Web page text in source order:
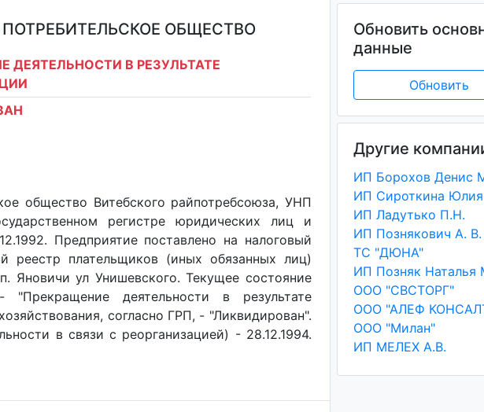
ОБЩЕСТВО
ДЕЯТЕЛЬНОСТИ В РЕЗУЛЬТАТЕ
общество Витебского райпотребсоюза, УНП
регистре юридических лиц и
Предприятие поставлено на налоговый
реестр плательщиков (иных обязанных лиц)
Яновичи ул Унишевского. Текущее состояние
"Прекращение деятельности в результате
согласно ГРП, - "Ликвидирован".
в связи с реорганизацией) - 28.12.1994.
Обновить
данные
Обновить
Другие
ИП Ладутько П.Н.
ИП Познякович А. В.
ТС "ДЮНА"
ООО "СВСТОРГ"
ООО "АЛЕФ
ООО "Милан"
ИП МЕЛЕХ А.В.